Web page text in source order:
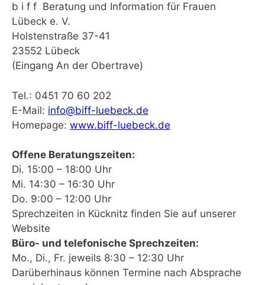
b i f f Beratung und Information für Frauen
Lübeck e. V.
Holstenstraße 37-41
23552 Lübeck
(Eingang An der Obertrave)
Tel.: 0451 70 60 202
E-Mail: info@biff-luebeck.de
Homepage: www.biff-luebeck.de
Offene Beratungszeiten:
Di. 15:00 – 18:00 Uhr
Mi. 14:30 – 16:30 Uhr
Do. 9:00 – 12:00 Uhr
Sprechzeiten in Kücknitz finden Sie auf unserer
Website
Büro- und telefonische Sprechzeiten:
Mo., Di., Fr. jeweils 8:30 – 12:30 Uhr
Darüberhinaus können Termine nach Absprache